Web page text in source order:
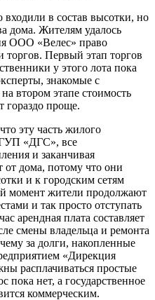
в состав высотки, но
дома. Жителям удалось
ООО «Велес» право
торгов. Первый этап торгов
у этого лота пока
знакомые с
втором этапе стоимость
гораздо проще.
эту часть жилого
ГУП «ДГС», все
и заканчивая
от дома, потому что они
и к городским сетям
момент жители продолжают
и так просто отступать
арендная плата составляет
смены владельца и ремонта
за долги, накопленные
«Дирекция
расплачиваться простые
пока нет, а государственное
коммерческим.